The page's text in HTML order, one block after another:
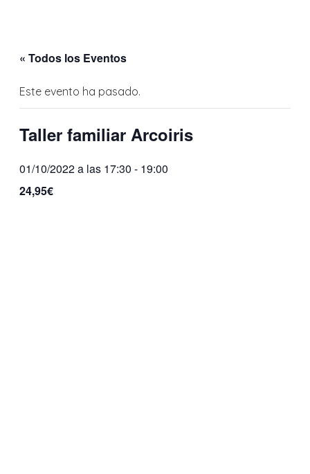
« Todos los Eventos
Este evento ha pasado.
Taller familiar Arcoiris
01/10/2022 a las 17:30 - 19:00
24,95€